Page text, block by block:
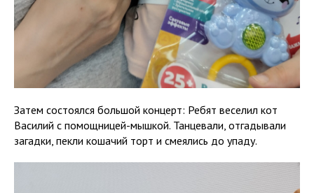
Затем состоялся большой концерт: Ребят веселил кот
Василий с помощницей-мышкой. Танцевали, отгадывали
загадки, пекли кошачий торт и смеялись до упаду.